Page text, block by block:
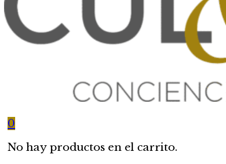
0
No hay productos en el carrito.